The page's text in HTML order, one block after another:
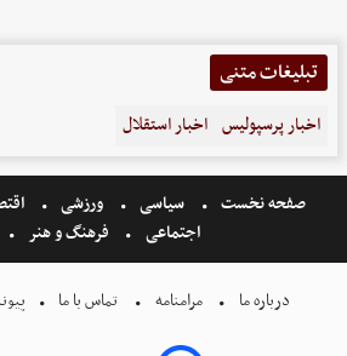
تبلیغات متنی
اخبار پرسپولیس اخبار استقلال
صفحه نخست سیاسی ورزشی
اجتماعی
فرهنگ و هنر
درباره ما مرامنامه تماس با ما